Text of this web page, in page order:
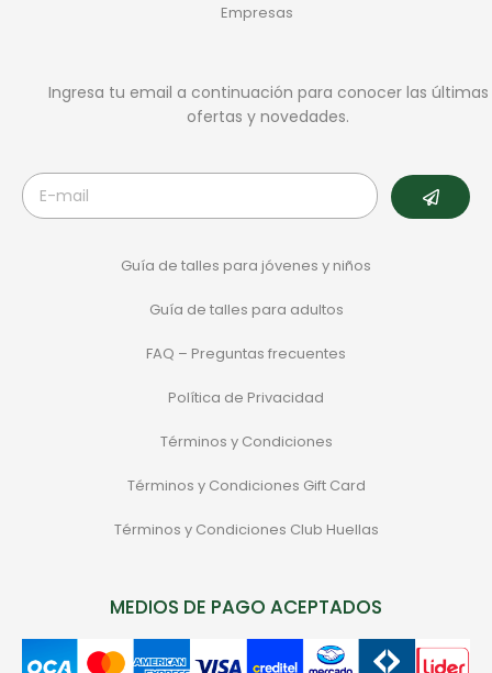
Empresas
Ingresa tu email a continuación para conocer las últimas
ofertas y novedades.
Guía de talles para jóvenes y niños
Guía de talles para adultos
FAQ – Preguntas frecuentes
Política de Privacidad
Términos y Condiciones
Términos y Condiciones Gift Card
Términos y Condiciones Club Huellas
MEDIOS DE PAGO ACEPTADOS